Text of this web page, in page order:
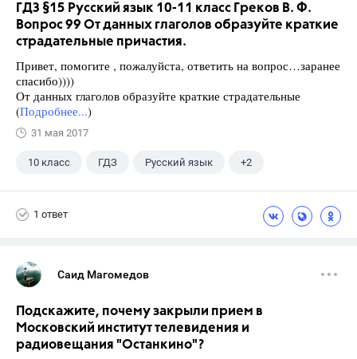
ГДЗ §15 Русский язык 10-11 класс Греков В. Ф.
Вопрос 99 От данных глаголов образуйте краткие
страдательные причастия.
Привет, помогите , пожалуйста, ответить на вопрос…заранее
спасибо))))
От данных глаголов образуйте краткие страдательные
(Подробнее...)
31 мая 2017
10 класс ГДЗ Русский язык +2
1 ответ
Саид Магомедов
Подскажите, почему закрыли прием в
Московский институт телевидения и
радиовещания "Останкино"?